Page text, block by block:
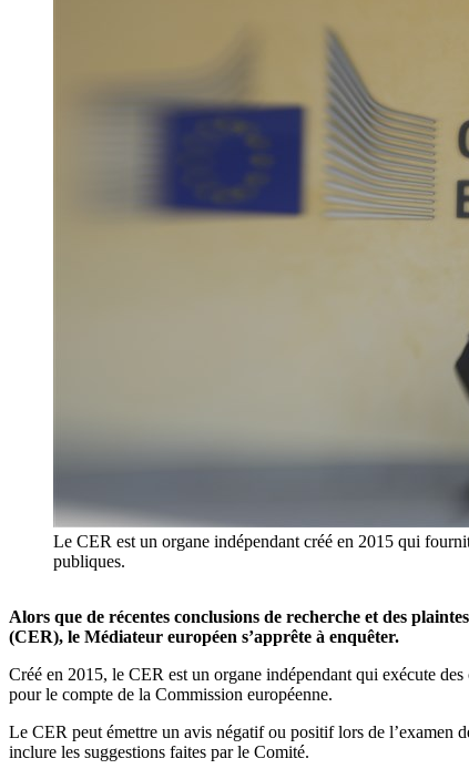
Le CER est un organe indépendant créé en 2015 qui
publiques.
Alors que de récentes conclusions de recherche et des
(CER), le Médiateur européen s’apprête à enquêter.
Créé en 2015, le CER est un organe indépendant qui exécute
pour le compte de la Commission européenne.
Le CER peut émettre un avis négatif ou positif lors de l’examen
inclure les suggestions faites par le Comité.